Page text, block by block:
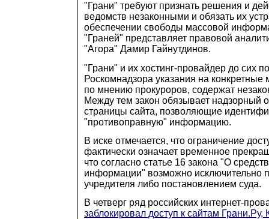
"Грани" требуют признать решения и
ведомств незаконными и обязать их
обеспечении свободы массовой
"Граней" представляет правовой
"Агора" Дамир Гайнутдинов.
"Грани" и их хостинг-провайдер до сих
Роскомнадзора указания на
по мнению прокуроров, содержат
Между тем закон обязывает надзорный
страницы сайта, позволяющие
"противоправную" информацию.
В иске отмечается, что ограничение
фактически означает временное
что согласно статье 16 закона "О
информации" возможно исключительно
учредителя либо постановлением суда.
В четверг ряд российских интернет-
заблокировал доступ к сайтам